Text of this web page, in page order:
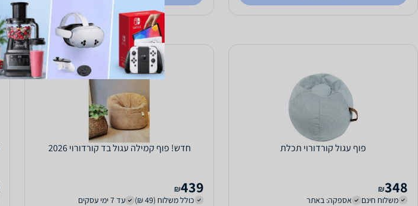
פוף עגול קורדורוי תכלת
348
₪
משלוח חינם
אספקה: באתר
חדש! פוף קמילה עגול בד קורדורוי 2026
439
₪
כולל משלוח (49 ₪)
עד 7 ימי עסקים